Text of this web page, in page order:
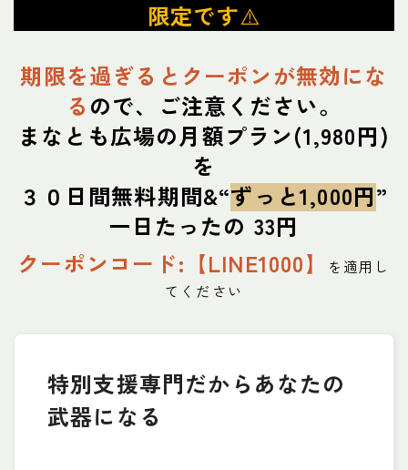
限定です⚠️
期限を過ぎるとクーポンが無効にな
る ので、ご注意ください。
まなとも広場の月額プラン(1,980円)
を
３０日間無料期間&“ずっと1,000円”
一日たったの 33円
クーポンコード:【LINE1000】
を適用し
てください
特別支援専門だからあなたの
武器になる